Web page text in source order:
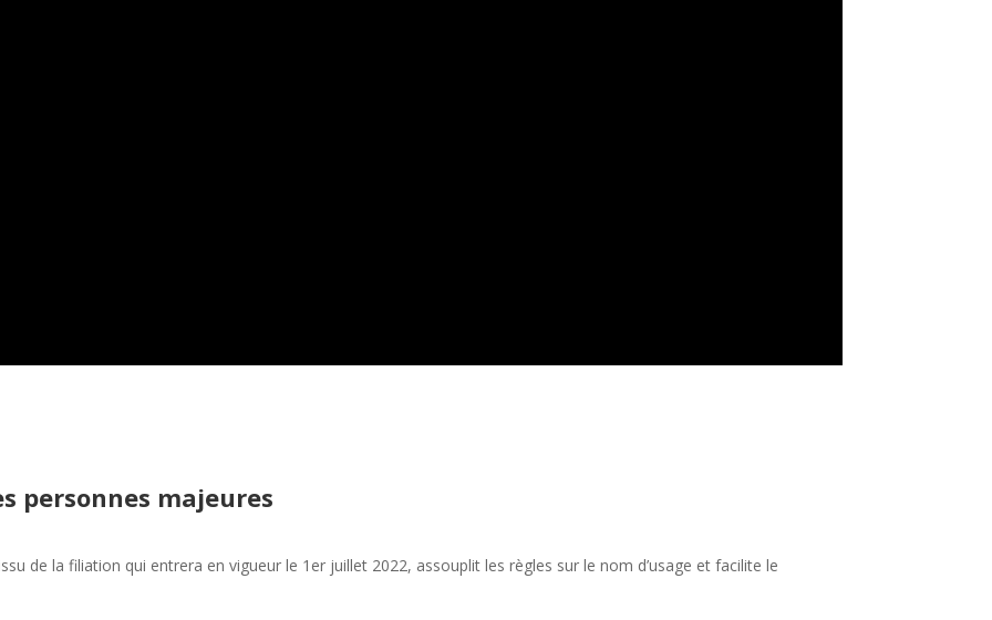
personnes majeures
de la filiation qui entrera en vigueur le 1er juillet 2022, assouplit les règles sur le nom d’usage et facilite le